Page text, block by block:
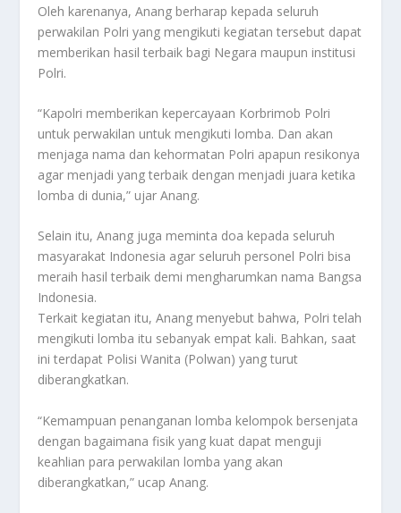
Oleh karenanya, Anang berharap kepada seluruh
perwakilan Polri yang mengikuti kegiatan tersebut dapat
memberikan hasil terbaik bagi Negara maupun institusi
Polri.
“Kapolri memberikan kepercayaan Korbrimob Polri
untuk perwakilan untuk mengikuti lomba. Dan akan
menjaga nama dan kehormatan Polri apapun resikonya
agar menjadi yang terbaik dengan menjadi juara ketika
lomba di dunia,” ujar Anang.
Selain itu, Anang juga meminta doa kepada seluruh
masyarakat Indonesia agar seluruh personel Polri bisa
meraih hasil terbaik demi mengharumkan nama Bangsa
Indonesia.
Terkait kegiatan itu, Anang menyebut bahwa, Polri telah
mengikuti lomba itu sebanyak empat kali. Bahkan, saat
ini terdapat Polisi Wanita (Polwan) yang turut
diberangkatkan.
“Kemampuan penanganan lomba kelompok bersenjata
dengan bagaimana fisik yang kuat dapat menguji
keahlian para perwakilan lomba yang akan
diberangkatkan,” ucap Anang.